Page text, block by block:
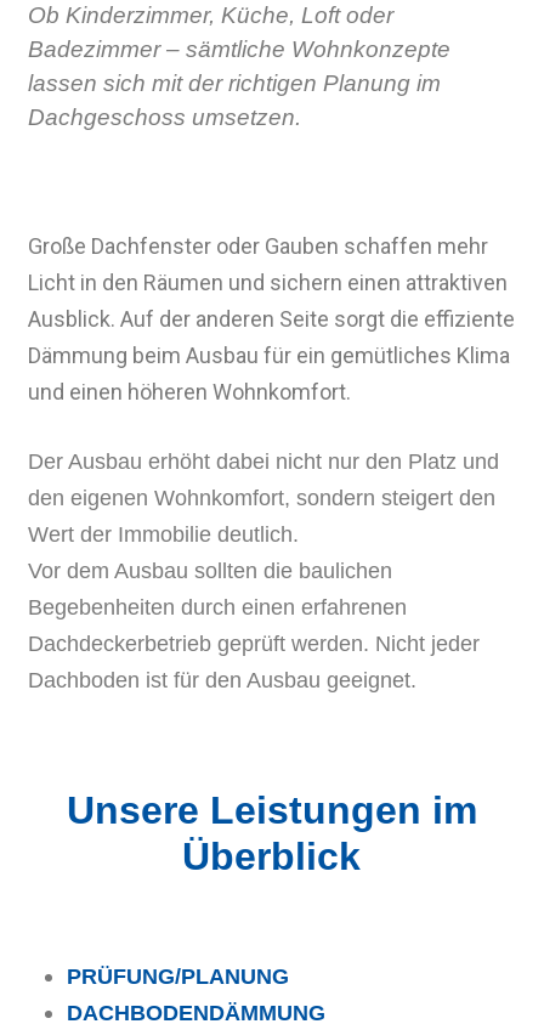
Ob Kinderzimmer, Küche, Loft oder
Badezimmer – sämtliche Wohnkonzepte
lassen sich mit der richtigen Planung im
Dachgeschoss umsetzen.
Große Dachfenster oder Gauben schaffen mehr
Licht in den Räumen und sichern einen attraktiven
Ausblick. Auf der anderen Seite sorgt die effiziente
Dämmung beim Ausbau für ein gemütliches Klima
und einen höheren Wohnkomfort.
Der Ausbau erhöht dabei nicht nur den Platz und
den eigenen Wohnkomfort, sondern steigert den
Wert der Immobilie deutlich.
Vor dem Ausbau sollten die baulichen
Begebenheiten durch einen erfahrenen
Dachdeckerbetrieb geprüft werden. Nicht jeder
Dachboden ist für den Ausbau geeignet.
Unsere Leistungen im
Überblick
PRÜFUNG/PLANUNG
DACHBODENDÄMMUNG